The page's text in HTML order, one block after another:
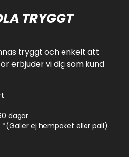
TRYGGT
tryggt och enkelt att
erbjuder vi dig som kund
dagar
*(Gäller ej hempaket eller pall)